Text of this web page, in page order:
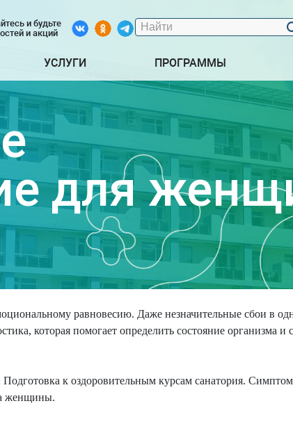
и будьте
и акций
УСЛУГИ ПРОГРАММЫ
для
равновесию. Даже незначительные сбои в
которая помогает определить состояние организма
к оздоровительным курсам санатория.
женщины.